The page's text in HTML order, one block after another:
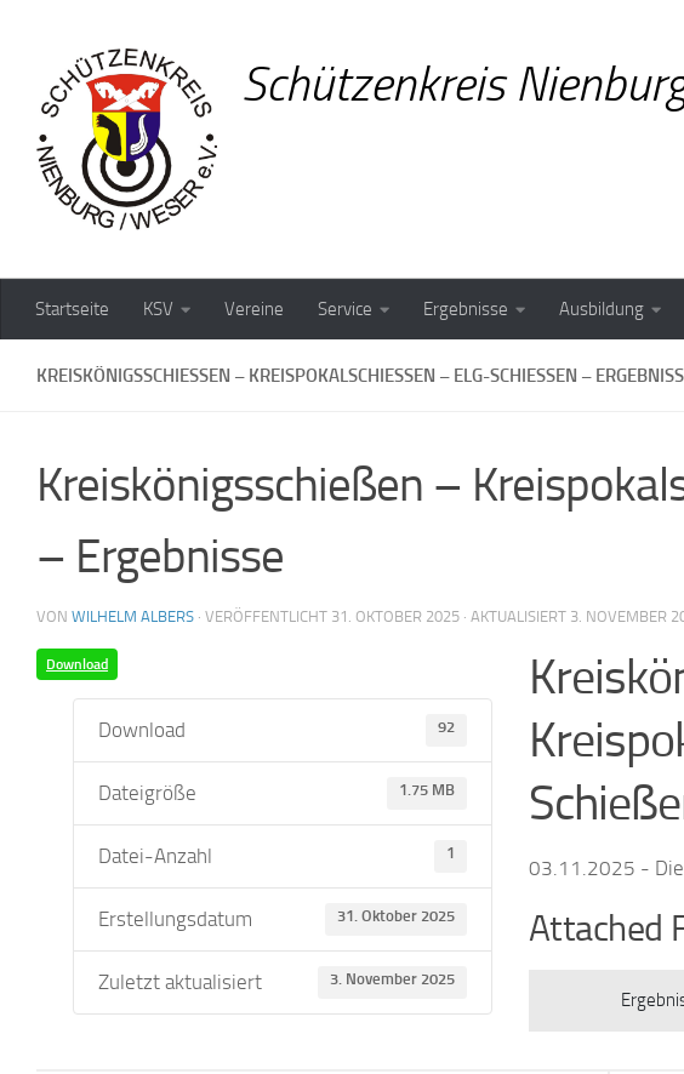
Schützenkreis
Startseite KSV Vereine Service Ergebnisse Ausbildung
KREISKÖNIGSSCHIESSEN – KREISPOKALSCHIESSEN – ELG-SCHIESSEN – ERGEBNISSE
Kreiskönigsschießen –
– Ergebnisse
VON WILHELM ALBERS · VERÖFFENTLICHT 31. OKTOBER 2025 · AKTUALISIERT 3. NOVEMBER
Download
Download 92
Dateigröße 1.75 MB
Datei-Anzahl 1
Erstellungsdatum 31. Oktober 2025
Zuletzt aktualisiert 3. November 2025
03.11.2025 - Die
Attached